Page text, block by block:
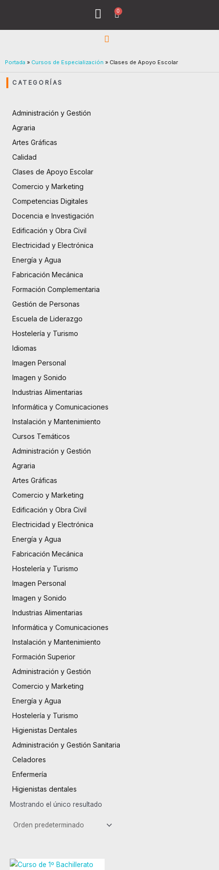
contenido
Menu
0
Cart
Portada » Cursos de Especialización » Clases de Apoyo Escolar
CATEGORÍAS
Administración y Gestión
Agraria
Artes Gráficas
Calidad
Clases de Apoyo Escolar
Comercio y Marketing
Competencias Digitales
Docencia e Investigación
Edificación y Obra Civil
Electricidad y Electrónica
Energía y Agua
Fabricación Mecánica
Formación Complementaria
Gestión de Personas
Escuela de Liderazgo
Hostelería y Turismo
Idiomas
Imagen Personal
Imagen y Sonido
Industrias Alimentarias
Informática y Comunicaciones
Instalación y Mantenimiento
Cursos Temáticos
Administración y Gestión
Agraria
Artes Gráficas
Comercio y Marketing
Edificación y Obra Civil
Electricidad y Electrónica
Energía y Agua
Fabricación Mecánica
Hostelería y Turismo
Imagen Personal
Imagen y Sonido
Industrias Alimentarias
Informática y Comunicaciones
Instalación y Mantenimiento
Formación Superior
Administración y Gestión
Comercio y Marketing
Energía y Agua
Hostelería y Turismo
Higienistas Dentales
Administración y Gestión Sanitaria
Celadores
Enfermería
Higienistas dentales
Mostrando el único resultado